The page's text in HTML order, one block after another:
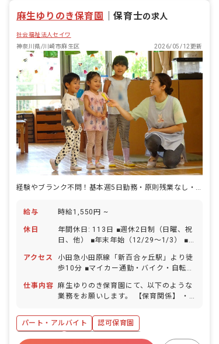
麻生ゆりのき保育園 ｜保育士の求人
社会福祉法人セイワ
神奈川県/川崎市麻生区
2026/05/12更新
経験やブランク不問！基本週5日勤務・原則残業なし・月収24.4万円想定
給与 時給1,550円 ~
休日
年間休日: 113日 ■週休2日制（日曜、祝
日、他） ■年末年始（12/29～1/3） ■
産後・育児休暇（取得率100%、復帰率
100%） ■子の看護・介護休暇（最大各
10日）
アクセス
小田急小田原線「新百合ヶ丘駅」より徒
歩10分 ■マイカー通勤・バイク・自転車
仕事内容 麻生ゆりのき保育園にて、以下のような
業務をお願いします。 【保育関係】 ・
・保育環境整備（保育教材準備・安全点
検等） ・子どもの健康・家庭状況の把握
等 【保護者との連携】 ・保護者との連
パート・アルバイト
認可保育園
正社員登用
ボーナス・賞与あり